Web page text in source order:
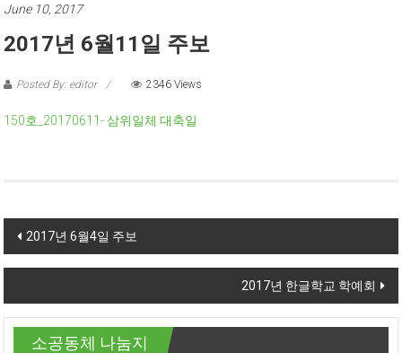
June 10, 2017
2017년 6월11일 주보
Posted By: editor 2346 Views
150호_20170611- 삼위일체 대축일
Post navigation
2017년 6월4일 주보
2017년 한글학교 학예회
소공동체 나눔지